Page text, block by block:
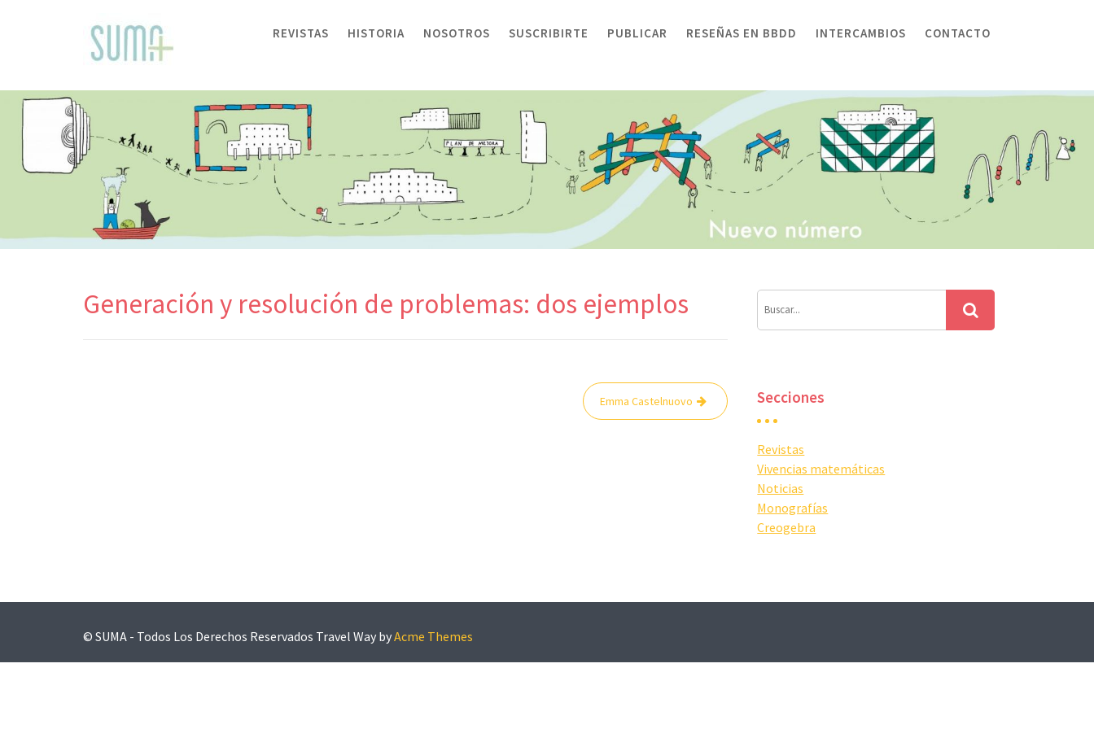
REVISTAS HISTORIA NOSOTROS SUSCRIBIRTE PUBLICAR RESEÑAS EN BBDD INTERCAMBIOS CONTACTO
Generación y resolución de problemas: dos ejemplos
Emma Castelnuovo Secciones
Revistas
Vivencias matemáticas
Noticias
Monografías
Creogebra
© SUMA - Todos Los Derechos Reservados Travel Way byAcme Themes